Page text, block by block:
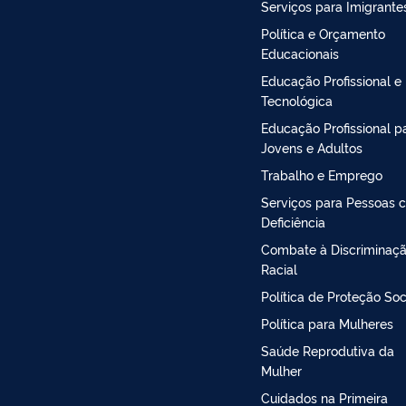
Serviços para
Política e Orçamento
Educacionais
Educação Profissional e
Tecnológica
Educação Profissional
Jovens e Adultos
Trabalho e Emprego
Serviços para Pessoas
Deficiência
Combate à
Racial
Política de Proteção
Política para Mulheres
Saúde Reprodutiva da
Mulher
Cuidados na Primeira